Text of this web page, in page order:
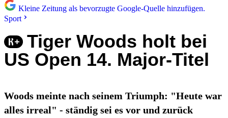
Kleine Zeitung als bevorzugte Google-Quelle hinzufügen.
Sport
Tiger Woods holt bei
US Open 14. Major-Titel
Woods meinte nach seinem Triumph: "Heute war
alles irreal" - ständig sei es vor und zurück